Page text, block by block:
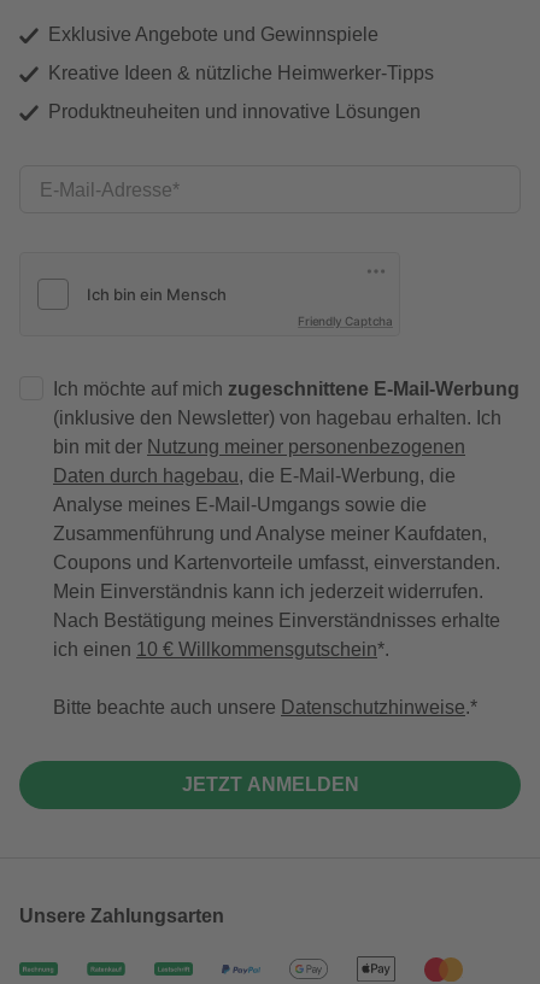
Exklusive Angebote und Gewinnspiele
Kreative Ideen & nützliche Heimwerker-Tipps
Produktneuheiten und innovative Lösungen
E-Mail-Adresse
Friendly Captcha
Ich möchte auf mich zugeschnittene E-Mail-Werbung
(inklusive den Newsletter) von hagebau erhalten. Ich
bin mit der Nutzung meiner personenbezogenen
Daten durch hagebau, die E-Mail-Werbung, die
Analyse meines E-Mail-Umgangs sowie die
Zusammenführung und Analyse meiner Kaufdaten,
Coupons und Kartenvorteile umfasst, einverstanden.
Mein Einverständnis kann ich jederzeit widerrufen.
Nach Bestätigung meines Einverständnisses erhalte
ich einen 10 € Willkommensgutschein*.
Bitte beachte auch unsere Datenschutzhinweise.
JETZT ANMELDEN
Unsere Zahlungsarten